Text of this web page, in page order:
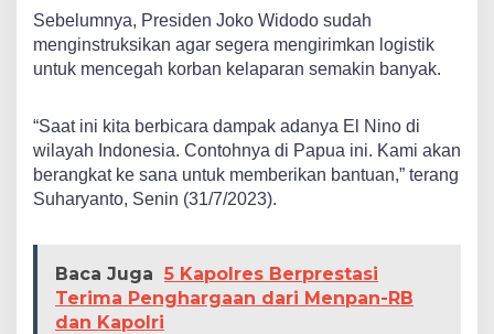
Sebelumnya, Presiden Joko Widodo sudah
menginstruksikan agar segera mengirimkan logistik
untuk mencegah korban kelaparan semakin banyak.
“Saat ini kita berbicara dampak adanya El Nino di
wilayah Indonesia. Contohnya di Papua ini. Kami akan
berangkat ke sana untuk memberikan bantuan,” terang
Suharyanto, Senin (31/7/2023).
Baca Juga 5 Kapolres Berprestasi
Terima Penghargaan dari Menpan-RB
dan Kapolri